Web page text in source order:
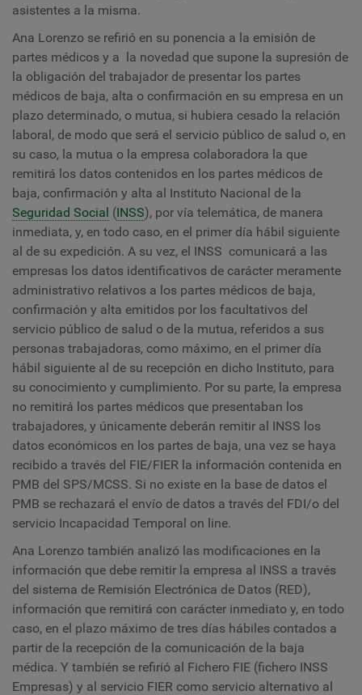
asistentes a la misma.
Ana Lorenzo se refirió en su ponencia a la emisión de
partes médicos y a la novedad que supone la supresión de
la obligación del trabajador de presentar los partes
médicos de baja, alta o confirmación en su empresa en un
plazo determinado, o mutua, si hubiera cesado la relación
laboral, de modo que será el servicio público de salud o, en
su caso, la mutua o la empresa colaboradora la que
remitirá los datos contenidos en los partes médicos de
baja, confirmación y alta al Instituto Nacional de la
Seguridad Social (INSS), por vía telemática, de manera
inmediata, y, en todo caso, en el primer día hábil siguiente
al de su expedición. A su vez, el INSS comunicará a las
empresas los datos identificativos de carácter meramente
administrativo relativos a los partes médicos de baja,
confirmación y alta emitidos por los facultativos del
servicio público de salud o de la mutua, referidos a sus
personas trabajadoras, como máximo, en el primer día
hábil siguiente al de su recepción en dicho Instituto, para
su conocimiento y cumplimiento. Por su parte, la empresa
no remitirá los partes médicos que presentaban los
trabajadores, y únicamente deberán remitir al INSS los
datos económicos en los partes de baja, una vez se haya
recibido a través del FIE/FIER la información contenida en
PMB del SPS/MCSS. Si no existe en la base de datos el
PMB se rechazará el envío de datos a través del FDI/o del
servicio Incapacidad Temporal on line.
Ana Lorenzo también analizó las modificaciones en la
información que debe remitir la empresa al INSS a través
del sistema de Remisión Electrónica de Datos (RED),
información que remitirá con carácter inmediato y, en todo
caso, en el plazo máximo de tres días hábiles contados a
partir de la recepción de la comunicación de la baja
médica. Y también se refirió al Fichero FIE (fichero INSS
Empresas) y al servicio FIER como servicio alternativo al